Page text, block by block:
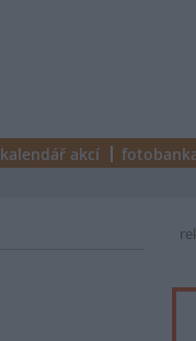
kalendář akcí